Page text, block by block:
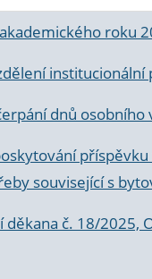
roku
dnů
související s
č. 18/2025,